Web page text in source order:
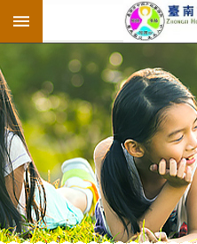
跳到主要內容區塊